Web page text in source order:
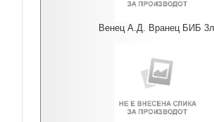
Венец А.Д. Вранец БИБ